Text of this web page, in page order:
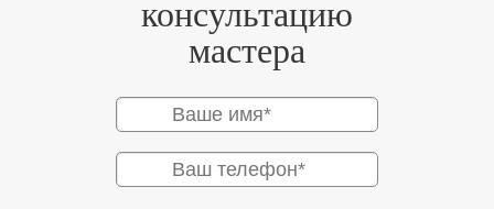
консультацию
мастера